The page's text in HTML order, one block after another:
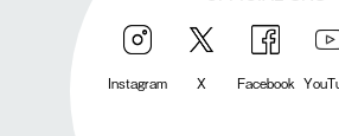
Instagram X Facebook